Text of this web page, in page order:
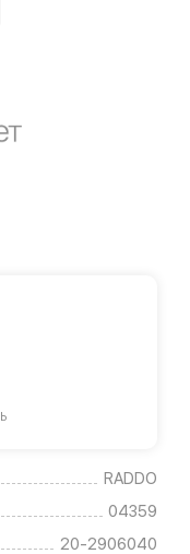
RADDO
04359
20-2906040